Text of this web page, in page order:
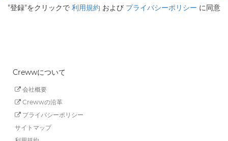
"登録"をクリックで 利用規約 および プライバシーポリシー に同意
Crewwについて
会社概要
Crewwの沿革
プライバシーポリシー
サイトマップ